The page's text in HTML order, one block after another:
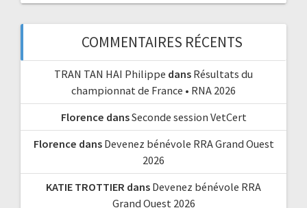
COMMENTAIRES RÉCENTS
TRAN TAN HAI Philippe dans Résultats du
championnat de France • RNA 2026
Florence dansSeconde session VetCert
Florence dans Devenez bénévole RRA Grand Ouest
2026
KATIE TROTTIER dans Devenez bénévole RRA
Grand Ouest 2026